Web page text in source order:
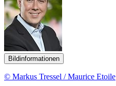
Bildinformationen
© Markus Tressel / Maurice Etoile